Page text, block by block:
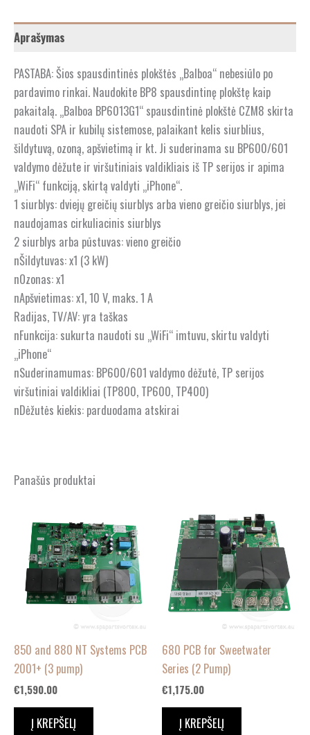
Aprašymas
PASTABA: Šios spausdintinės plokštės „Balboa“ nebesiūlo po
pardavimo rinkai. Naudokite BP8 spausdintinę plokštę kaip
pakaitalą. „Balboa BP6013G1“ spausdintinė plokštė CZM8 skirta
naudoti SPA ir kubilų sistemose, palaikant kelis siurblius,
šildytuvą, ozoną, apšvietimą ir kt. Ji suderinama su BP600/601
valdymo dėžute ir viršutiniais valdikliais iš TP serijos ir apima
„WiFi“ funkciją, skirtą valdyti „iPhone“.
1 siurblys: dviejų greičių siurblys arba vieno greičio siurblys, jei
naudojamas cirkuliacinis siurblys
2 siurblys arba pūstuvas: vieno greičio
nŠildytuvas: x1 (3 kW)
nOzonas: x1
nApšvietimas: x1, 10 V, maks. 1 A
Radijas, TV/AV: yra taškas
nFunkcija: sukurta naudoti su „WiFi“ imtuvu, skirtu valdyti
„iPhone“
nSuderinamumas: BP600/601 valdymo dėžutė, TP serijos
viršutiniai valdikliai (TP800, TP600, TP400)
nDėžutės kiekis: parduodama atskirai
Panašūs produktai
850 and 880 NT Systems PCB
2001+ (3 pump)
€1,590.00
Į KREPŠELĮ
680 PCB for Sweetwater
Series (2 Pump)
€1,175.00
Į KREPŠELĮ